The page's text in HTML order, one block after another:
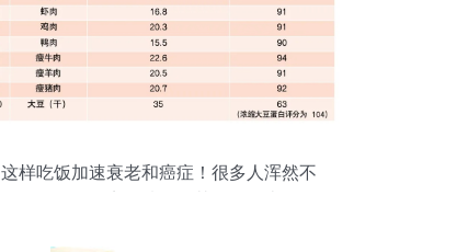
这样吃饭加速衰老和癌症！很多人浑然不